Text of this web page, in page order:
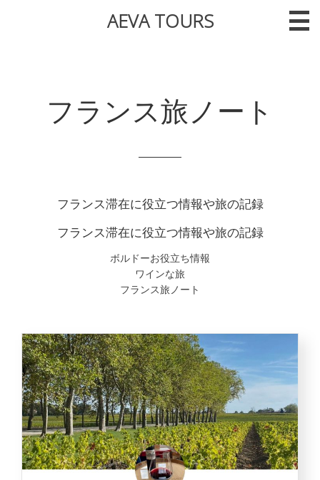
AEVA TOURS
フランス旅ノート
フランス滞在に役立つ情報や旅の記録
フランス滞在に役立つ情報や旅の記録
ボルドーお役立ち情報
ワインな旅
フランス旅ノート